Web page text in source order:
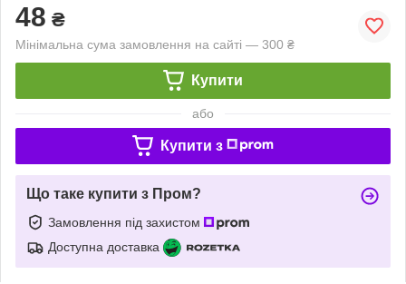
48 ₴
Мінімальна сума замовлення на сайті — 300 ₴
Купити
або
Купити з
Що таке купити з Пром?
Замовлення під захистом
Доступна доставка